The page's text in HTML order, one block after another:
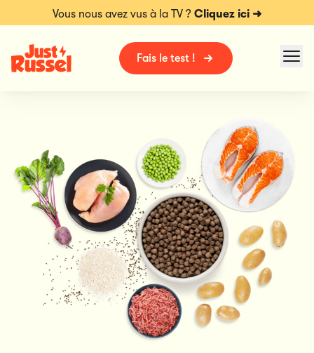
Vous nous avez vus à la TV ? Cliquez ici ➜
Fais le test !